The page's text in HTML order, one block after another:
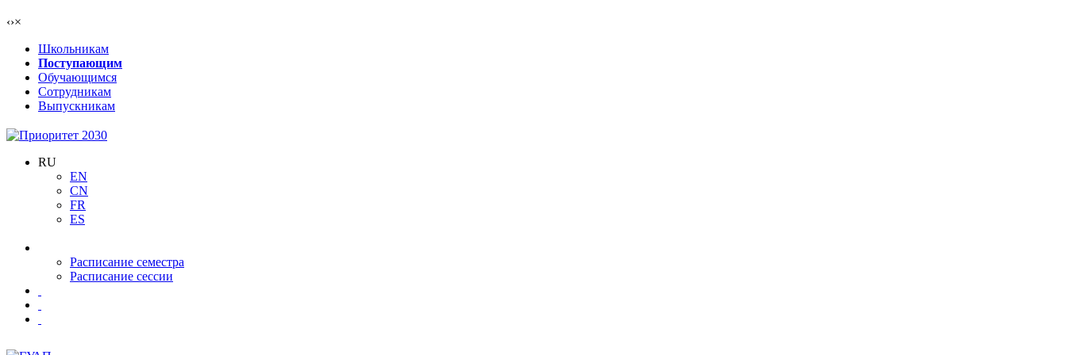
‹›×
Школьникам
Поступающим
Обучающимся
Сотрудникам
Выпускникам
RU
EN
CN
FR
ES
Расписание семестра
Расписание сессии